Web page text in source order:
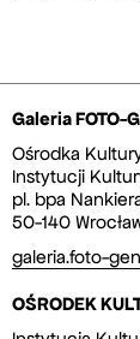
Galeria FOTO-
Ośrodka
Instytucji
pl. bpa
50-140
galeria.foto-
OŚRODEK